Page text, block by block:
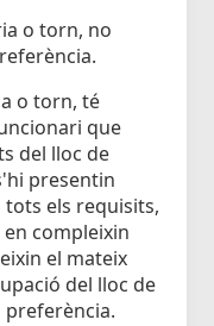
o torn, no
o torn, té
que
del lloc de
presentin
els requisits,
compleixin
el mateix
del lloc de
preferència.